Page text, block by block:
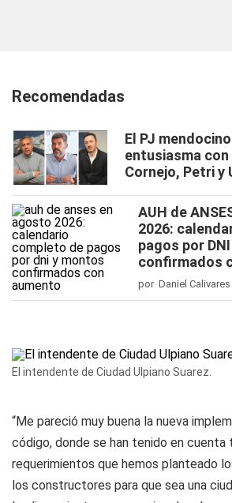
Recomendadas
El PJ
entusiasma
Cornejo, Petri y
AUH de
2026:
pagos por
confirmados
por Daniel Calivares
El intendente de Ciudad Ulpiano Suarez.
“Me pareció muy buena la nueva
código, donde se han tenido en cuenta
requerimientos que hemos planteado
los constructores para que sea una